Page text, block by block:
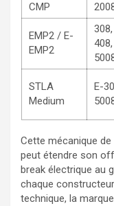
CMP
EMP2 / E-
EMP2
STLA
Medium
E-
Cette mécanique
peut étendre son
break électrique au
chaque
technique, la